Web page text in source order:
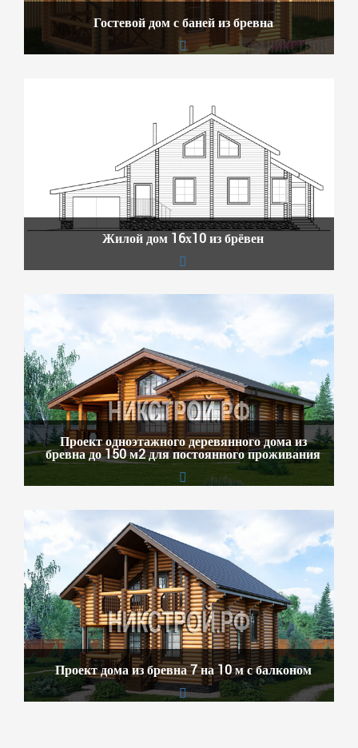
Гостевой дом с баней из бревна
Жилой дом 16х10 из брёвен
Проект одноэтажного деревянного дома из
бревна до 150 м2 для постоянного проживания
Проект дома из бревна 7 на 10 м с балконом